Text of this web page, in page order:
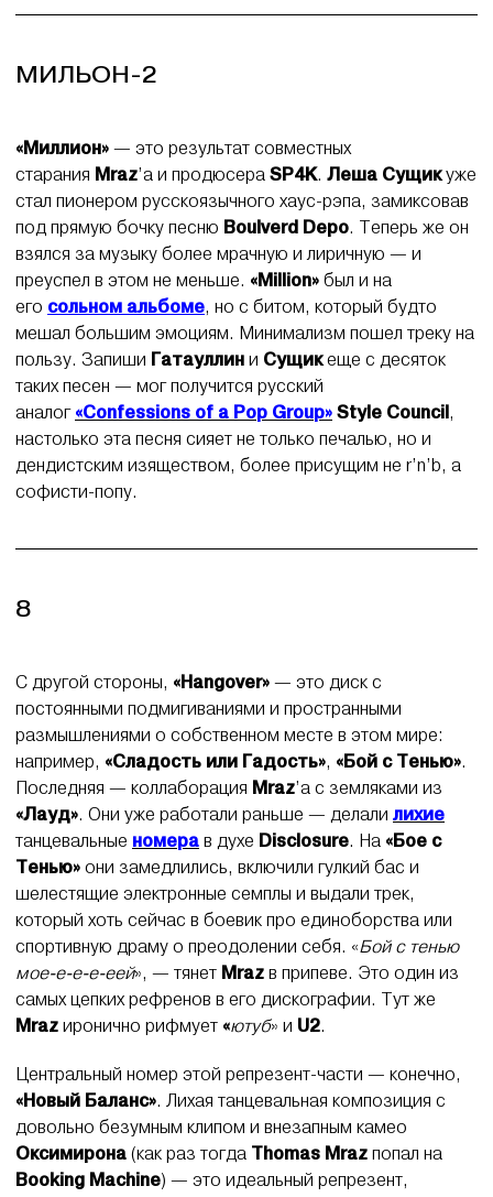
МИЛЬОН-2
«Миллион» — это результат совместных
старания Mraz’а и продюсера SP4K. Леша Сущикуже
стал пионером русскоязычного хаус-рэпа, замиксовав
под прямую бочку песню Boulverd Depo. Теперь же он
взялся за музыку более мрачную и лиричную — и
преуспел в этом не меньше. «Million» был и на
его сольном альбоме, но с битом, который будто
мешал большим эмоциям. Минимализм пошел треку на
пользу. Запиши Гатауллин и Сущикеще с десяток
таких песен — мог получится русский
аналог «Confessions of a Pop Group» Style Council,
настолько эта песня сияет не только печалью, но и
дендистским изяществом, более присущим не r’n’b, а
софисти-попу.
8
С другой стороны, «Hangover» — это диск с
постоянными подмигиваниями и пространными
размышлениями о собственном месте в этом мире:
например, «Сладость или Гадость», «Бой с Тенью».
Последняя — коллаборация Mraz’а с земляками из
«Лауд». Они уже работали раньше — делали лихие
танцевальные номера в духе Disclosure. На «Бое с
Тенью» они замедлились, включили гулкий бас и
шелестящие электронные семплы и выдали трек,
который хоть сейчас в боевик про единоборства или
спортивную драму о преодолении себя. «Бой с тенью
мое-е-е-е-еей», — тянет Mraz в припеве. Это один из
самых цепких рефренов в его дискографии. Тут же
Mraz иронично рифмует «ютуб» и U2.
Центральный номер этой репрезент-части — конечно,
«Новый Баланс». Лихая танцевальная композиция с
довольно безумным клипом и внезапным камео
Оксимирона (как раз тогда Thomas Mraz попал на
Booking Machine) — это идеальный репрезент,